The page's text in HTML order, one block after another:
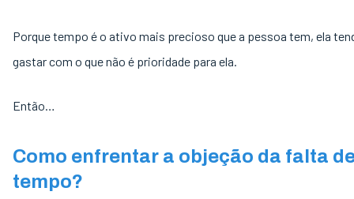
Porque tempo é o ativo mais precioso que a pessoa tem, ela
gastar com o que não é prioridade para ela.
Então…
Como enfrentar a objeção da falta
tempo?